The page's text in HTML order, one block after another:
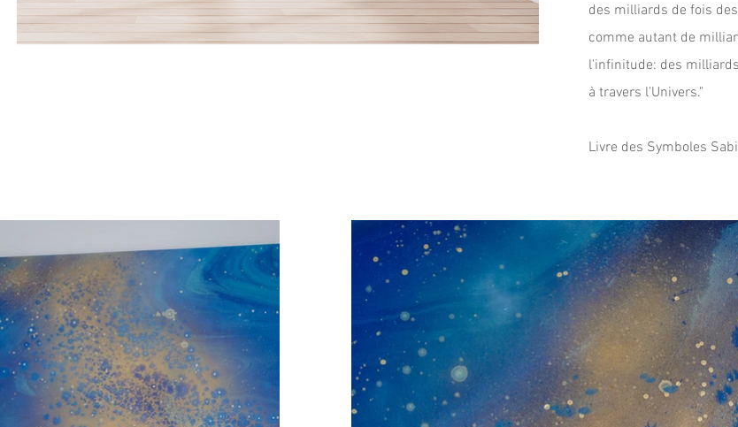
des milliards de fois
comme autant de
l'infinitude: des
à travers l'Univers."
Livre des Symboles